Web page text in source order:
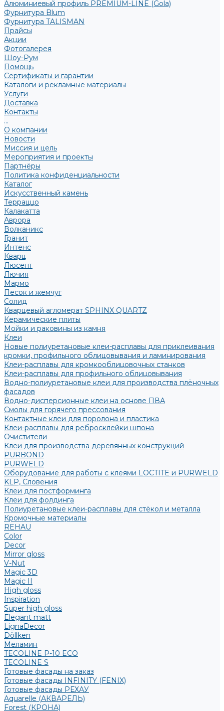
Алюминиевый профиль PREMIUM-LINE (Gola)
Фурнитура Blum
Фурнитура TALISMAN
Прайсы
Акции
Фотогалерея
Шоу-Рум
Помощь
Сертификаты и гарантии
Каталоги и рекламные материалы
Услуги
Доставка
Контакты
...
О компании
Новости
Миссия и цель
Мероприятия и проекты
Партнёры
Политика конфиденциальности
Каталог
Искусственный камень
Терраццо
Калакатта
Аврора
Волканикс
Гранит
Интенс
Кварц
Люсент
Лючия
Мармо
Песок и жемчуг
Солид
Кварцевый агломерат SPHINX QUARTZ
Керамические плиты
Мойки и раковины из камня
Клеи
Новые полиуретановые клеи-расплавы для приклеивания
кромки, профильного облицовывания и ламинирования
Клеи-расплавы для кромкооблицовочных станков
Клеи-расплавы для профильного облицовывания
Водно-полиуретановые клеи для производства плёночных
фасадов
Водно-дисперсионные клеи на основе ПВА
Смолы для горячего прессования
Контактные клеи для поролона и пластика
Клеи-расплавы для ребросклейки шпона
Очистители
Клеи для производства деревянных конструкций
PURBOND
PURWELD
Оборудование для работы с клеями LOCTITE и PURWELD
KLP, Словения
Клеи для постформинга
Клеи для фолдинга
Полиуретановые клеи-расплавы для стёкол и металла
Кромочные материалы
REHAU
Color
Decor
Mirror gloss
V-Nut
Magic 3D
Magic II
High gloss
Inspiration
Super high gloss
Elegant matt
LignaDecor
Döllken
Меламин
TECOLINE P-10 ECO
TECOLINE S
Готовые фасады на заказ
Готовые фасады INFINITY (FENIX)
Готовые фасады РЕХАУ
Aquarelle (АКВАРЕЛЬ)
Forest (КРОНА)